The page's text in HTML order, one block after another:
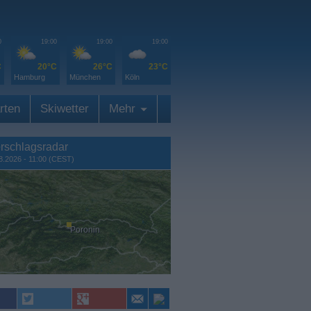
19:00
20°C
Hamburg
19:00
26°C
München
19:00
23°C
Köln
Skiwetter Mehr
- 11:00 (CEST)
Poronin